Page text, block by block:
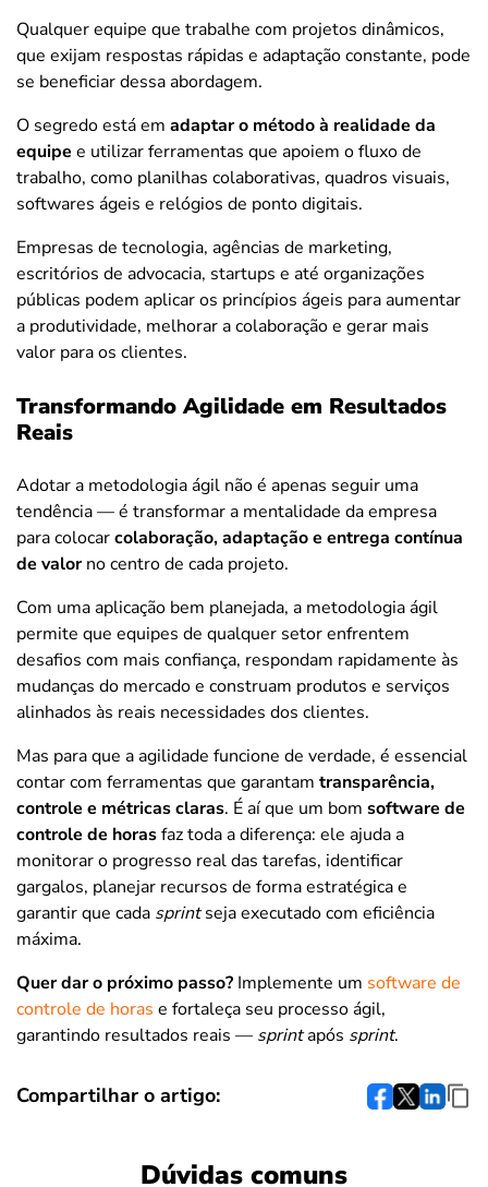
Qualquer equipe que trabalhe com projetos dinâmicos,
que exijam respostas rápidas e adaptação constante, pode
se beneficiar dessa abordagem.
O segredo está em adaptar o método à realidade da
equipe e utilizar ferramentas que apoiem o fluxo de
trabalho, como planilhas colaborativas, quadros visuais,
softwares ágeis e relógios de ponto digitais.
Empresas de tecnologia, agências de marketing,
escritórios de advocacia, startups e até organizações
públicas podem aplicar os princípios ágeis para aumentar
a produtividade, melhorar a colaboração e gerar mais
valor para os clientes.
Transformando Agilidade em Resultados
Reais
Adotar a metodologia ágil não é apenas seguir uma
tendência — é transformar a mentalidade da empresa
para colocarcolaboração, adaptação e entrega contínua
de valorno centro de cada projeto.
Com uma aplicação bem planejada, a metodologia ágil
permite que equipes de qualquer setor enfrentem
desafios com mais confiança, respondam rapidamente às
mudanças do mercado e construam produtos e serviços
alinhados às reais necessidades dos clientes.
Mas para que a agilidade funcione de verdade, é essencial
contar com ferramentas que garantam transparência,
controle e métricas claras. É aí que um bom software de
controle de horasfaz toda a diferença: ele ajuda a
monitorar o progresso real das tarefas, identificar
gargalos, planejar recursos de forma estratégica e
garantir que cada sprintseja executado com eficiência
máxima.
Quer dar o próximo passo? Implemente um software de
controle de horas e fortaleça seu processo ágil,
garantindo resultados reais — sprintapós sprint.
Compartilhar o artigo:
Dúvidas comuns